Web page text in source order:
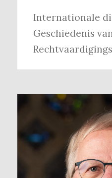
Internationale
Geschiedenis